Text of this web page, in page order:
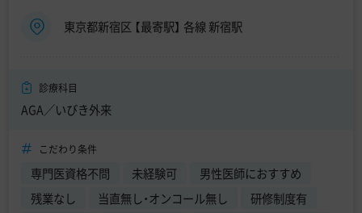
東京都新宿区 【最寄駅】 各線 新宿駅
診療科目
AGA／いびき外来
こだわり条件
専門医資格不問 未経験可
男性医師におすすめ
残業なし
当直無し・オンコール無し
研修制度有